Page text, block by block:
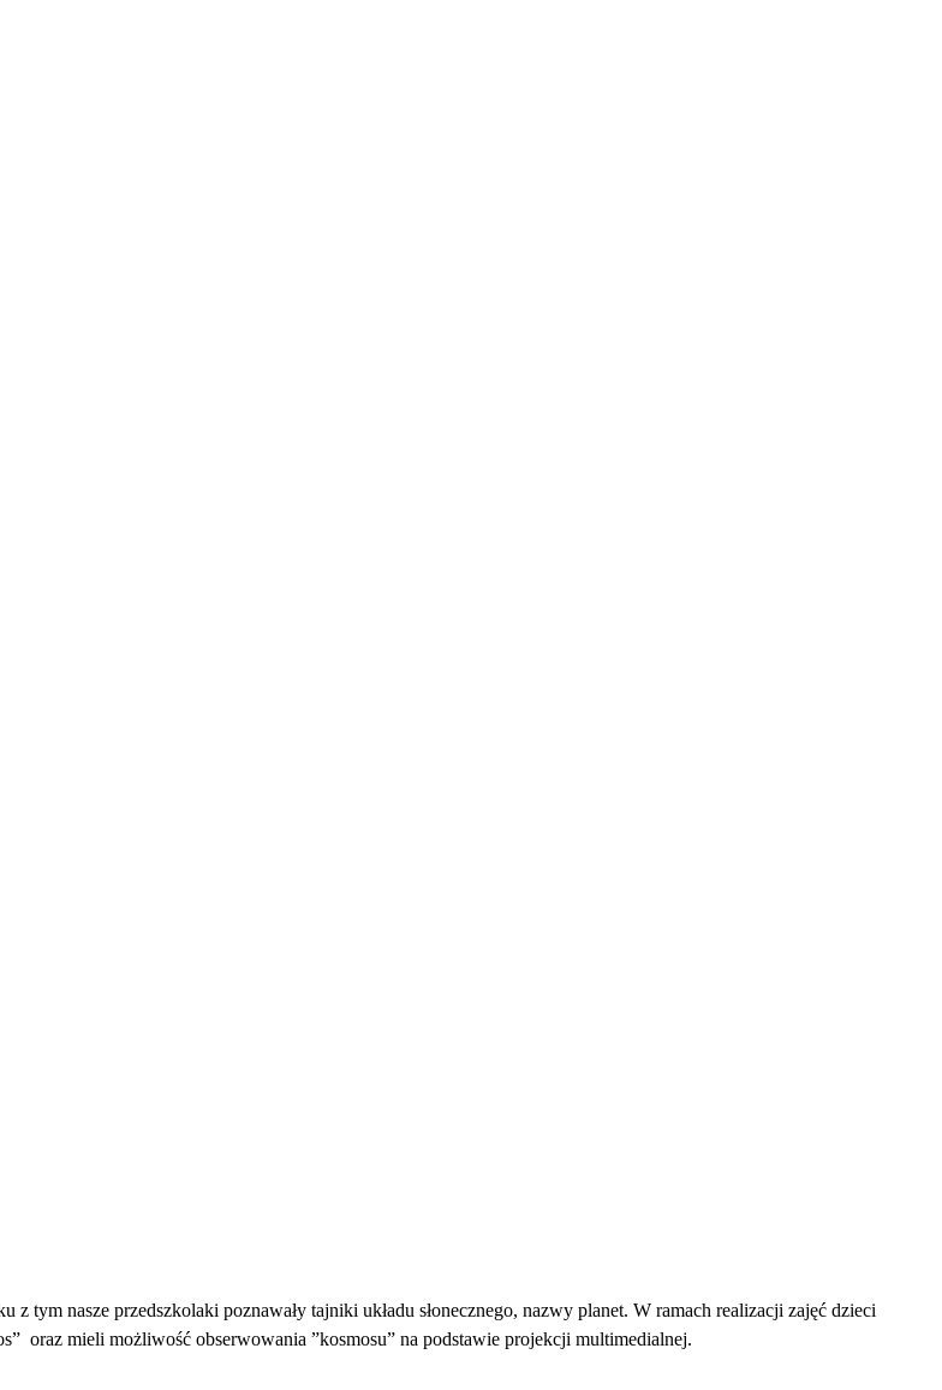
tym nasze przedszkolaki poznawały tajniki układu słonecznego, nazwy planet. W ramach realizacji zajęć dzieci
oraz mieli możliwość obserwowania ”kosmosu” na podstawie projekcji multimedialnej.